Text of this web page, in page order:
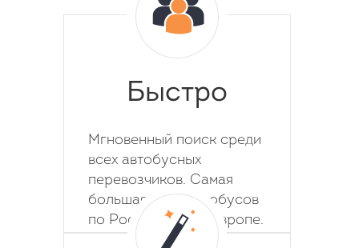
Быстро
Мгновенный поиск среди
всех автобусных
перевозчиков. Самая
большая база автобусов
по России, СНГ и Европе.